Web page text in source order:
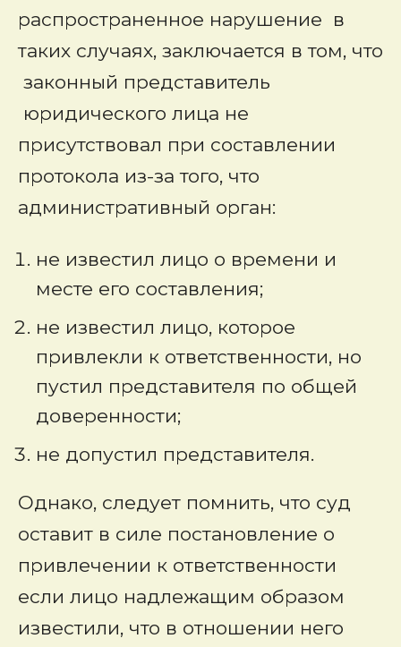
распространенное нарушение в
таких случаях, заключается в том, что
законный представитель
юридического лица не
присутствовал при составлении
протокола из-за того, что
административный орган:
не известил лицо о времени и
месте его составления;
не известил лицо, которое
привлекли к ответственности, но
пустил представителя по общей
доверенности;
не допустил представителя.
Однако, следует помнить, что суд
оставит в силе постановление о
привлечении к ответственности
если лицо надлежащим образом
известили, что в отношении него